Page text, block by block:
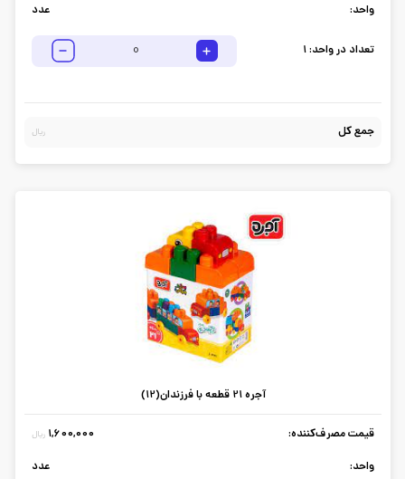
واحد: عدد
تعداد در واحد:1
جمع کل ریال
آجره 21 قطعه با فرزندان(12)
قیمت مصرف‌کننده: 1,600,000 ریال
واحد: عدد